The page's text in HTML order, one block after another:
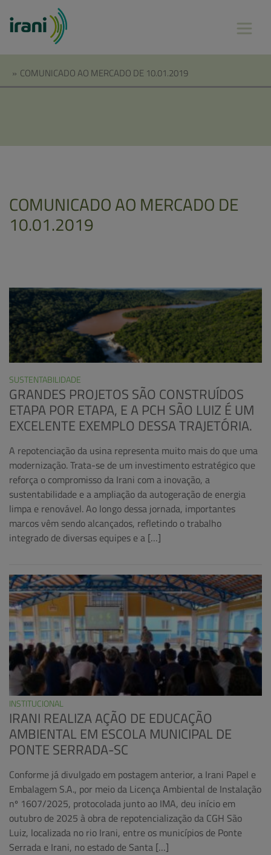
» COMUNICADO AO MERCADO DE 10.01.2019
COMUNICADO AO MERCADO DE
10.01.2019
SUSTENTABILIDADE
GRANDES PROJETOS SÃO CONSTRUÍDOS
ETAPA POR ETAPA, E A PCH SÃO LUIZ É UM
EXCELENTE EXEMPLO DESSA TRAJETÓRIA.
A repotenciação da usina representa muito mais do que uma
modernização. Trata-se de um investimento estratégico que
reforça o compromisso da Irani com a inovação, a
sustentabilidade e a ampliação da autogeração de energia
limpa e renovável. Ao longo dessa jornada, importantes
marcos vêm sendo alcançados, refletindo o trabalho
integrado de diversas equipes e a […]
INSTITUCIONAL
IRANI REALIZA AÇÃO DE EDUCAÇÃO
AMBIENTAL EM ESCOLA MUNICIPAL DE
PONTE SERRADA-SC
Conforme já divulgado em postagem anterior, a Irani Papel e
Embalagem S.A., por meio da Licença Ambiental de Instalação
nº 1607/2025, protocolada junto ao IMA, deu início em
outubro de 2025 à obra de repotencialização da CGH São
Luiz, localizada no rio Irani, entre os municípios de Ponte
Serrada e Irani, no estado de Santa […]